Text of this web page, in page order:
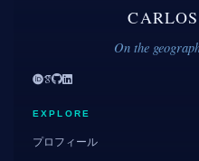
On the
EXPLORE
プロフィール